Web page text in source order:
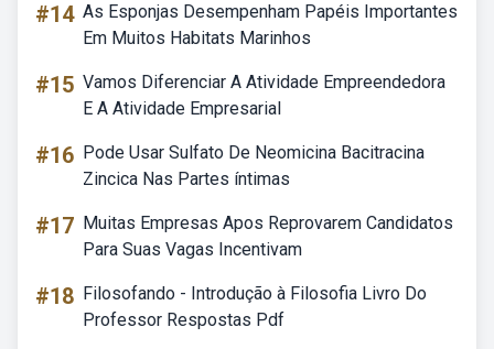
#14 As Esponjas Desempenham Papéis Importantes
Em Muitos Habitats Marinhos
#15 Vamos Diferenciar A Atividade Empreendedora
E A Atividade Empresarial
#16 Pode Usar Sulfato De Neomicina Bacitracina
Zincica Nas Partes íntimas
#17 Muitas Empresas Apos Reprovarem Candidatos
Para Suas Vagas Incentivam
#18 Filosofando - Introdução à Filosofia Livro Do
Professor Respostas Pdf